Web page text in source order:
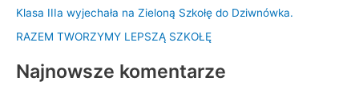
lKlasa IIIa wyjechała na Zieloną Szkołę do Dziwnówka.
RAZEM TWORZYMY LEPSZĄ SZKOŁĘ
Najnowsze komentarze